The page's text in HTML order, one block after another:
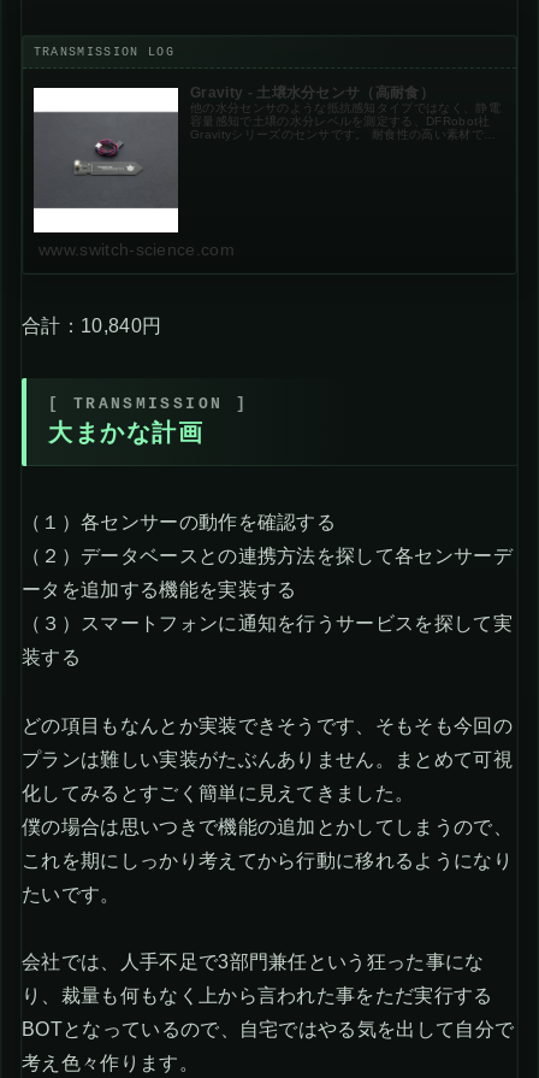
Gravity - 土壌水分センサ（高耐食）
他の水分センサのような抵抗感知タイプではなく、静電
容量感知で土壌の水分レベルを測定する、DFRobot社
Gravityシリーズのセンサです。 耐食性の高い素材で作
www.switch-science.com
合計：10,840円
大まかな計画
（１）各センサーの動作を確認する
（２）データベースとの連携方法を探して各センサーデ
ータを追加する機能を実装する
（３）スマートフォンに通知を行うサービスを探して実
装する
どの項目もなんとか実装できそうです、そもそも今回の
プランは難しい実装がたぶんありません。まとめて可視
化してみるとすごく簡単に見えてきました。
僕の場合は思いつきで機能の追加とかしてしまうので、
これを期にしっかり考えてから行動に移れるようになり
たいです。
会社では、人手不足で3部門兼任という狂った事にな
り、裁量も何もなく上から言われた事をただ実行する
BOTとなっているので、自宅ではやる気を出して自分で
考え色々作ります。